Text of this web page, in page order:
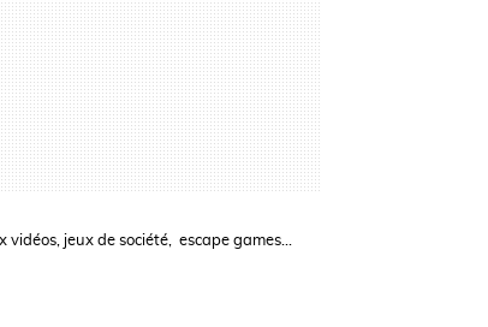
jeux de société, escape games...